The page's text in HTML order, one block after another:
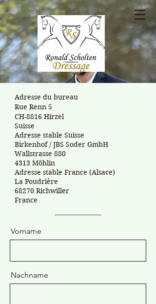
Adresse du bureau
Rue Renn 5
CH-8816 Hirzel
Suisse
Adresse stable Suisse
Birkenhof / JBS Soder GmbH
Wallstrasse 880
4313 Möhlin
Adresse stable France (Alsace)
La Poudrière
68270 Richwiller
France
Vorname
Nachname